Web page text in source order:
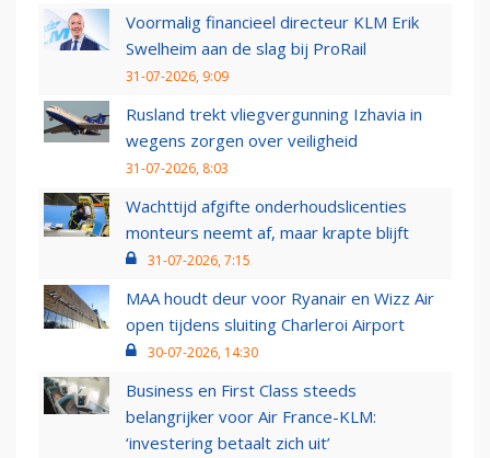
Voormalig financieel directeur KLM Erik
Swelheim aan de slag bij ProRail
31-07-2026, 9:09
Rusland trekt vliegvergunning Izhavia in
wegens zorgen over veiligheid
31-07-2026, 8:03
Wachttijd afgifte onderhoudslicenties
monteurs neemt af, maar krapte blijft
31-07-2026, 7:15
MAA houdt deur voor Ryanair en Wizz Air
open tijdens sluiting Charleroi Airport
30-07-2026, 14:30
Business en First Class steeds
belangrijker voor Air France-KLM:
‘investering betaalt zich uit’